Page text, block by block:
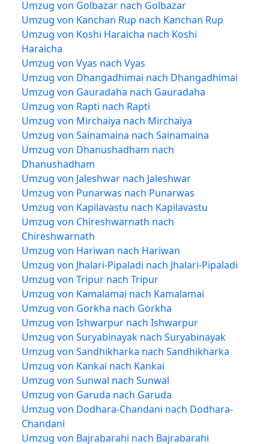
Umzug von Golbazar nach Golbazar
Umzug von Kanchan Rup nach Kanchan Rup
Umzug von Koshi Haraicha nach Koshi
Haraicha
Umzug von Vyas nach Vyas
Umzug von Dhangadhimai nach Dhangadhimai
Umzug von Gauradaha nach Gauradaha
Umzug von Rapti nach Rapti
Umzug von Mirchaiya nach Mirchaiya
Umzug von Sainamaina nach Sainamaina
Umzug von Dhanushadham nach
Dhanushadham
Umzug von Jaleshwar nach Jaleshwar
Umzug von Punarwas nach Punarwas
Umzug von Kapilavastu nach Kapilavastu
Umzug von Chireshwarnath nach
Chireshwarnath
Umzug von Hariwan nach Hariwan
Umzug von Jhalari-Pipaladi nach Jhalari-Pipaladi
Umzug von Tripur nach Tripur
Umzug von Kamalamai nach Kamalamai
Umzug von Gorkha nach Gorkha
Umzug von Ishwarpur nach Ishwarpur
Umzug von Suryabinayak nach Suryabinayak
Umzug von Sandhikharka nach Sandhikharka
Umzug von Kankai nach Kankai
Umzug von Sunwal nach Sunwal
Umzug von Garuda nach Garuda
Umzug von Dodhara-Chandani nach Dodhara-
Chandani
Umzug von Bajrabarahi nach Bajrabarahi